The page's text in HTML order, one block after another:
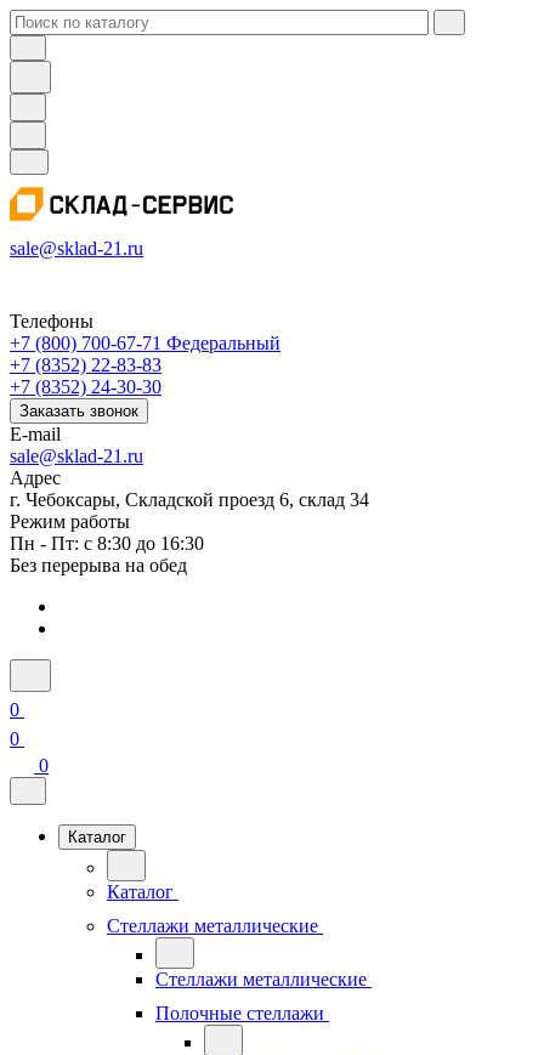
sale@sklad-21.ru
Телефоны
+7 (800) 700-67-71 Федеральный
+7 (8352) 22-83-83
+7 (8352) 24-30-30
Заказать звонок
E-mail
sale@sklad-21.ru
Адрес
г. Чебоксары, Складской проезд 6, склад 34
Режим работы
Пн - Пт: с 8:30 до 16:30
Без перерыва на обед
0
0
0
Каталог
Каталог
Стеллажи металлические
Стеллажи металлические
Полочные стеллажи